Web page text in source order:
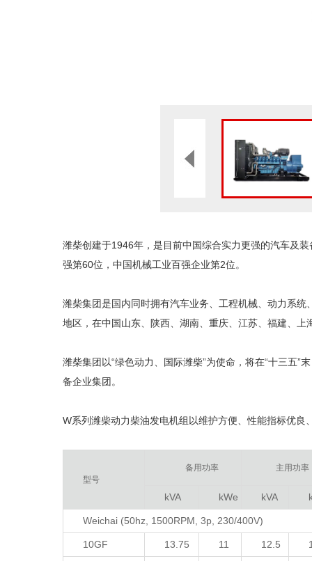
潍柴创建于1946年，是目前中国综合实力更强的汽车及
强第60位，中国机械工业百强企业第2位。
潍柴集团是国内同时拥有汽车业务、工程机械、动力系
地区，在中国山东、陕西、湖南、重庆、江苏、福建、
潍柴集团以“绿色动力、国际潍柴”为使命，将在“十三五
备企业集团。
W系列潍柴动力柴油发电机组以维护方便、性能指标优
型号
备用功率 主用功率
kVA kWe kVA
Weichai (50hz, 1500RPM, 3p, 230/400V)
10GF 13.75 11 12.5